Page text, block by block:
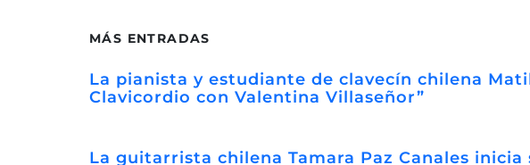
MÁS ENTRADAS
La pianista y estudiante de clavecín chilena
Clavicordio con Valentina Villaseñor”
La guitarrista chilena Tamara Paz Canales